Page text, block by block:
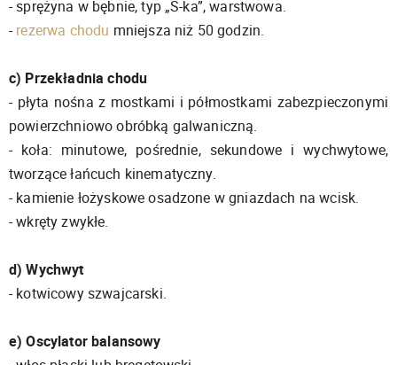
- sprężyna w bębnie, typ „S-ka”, warstwowa.
-rezerwa chodu mniejsza niż 50 godzin.
c) Przekładnia chodu
- płyta nośna z mostkami i półmostkami zabezpieczonymi
powierzchniowo obróbką galwaniczną.
- koła: minutowe, pośrednie, sekundowe i wychwytowe,
tworzące łańcuch kinematyczny.
- kamienie łożyskowe osadzone w gniazdach na wcisk.
- wkręty zwykłe.
d) Wychwyt
- kotwicowy szwajcarski.
e) Oscylator balansowy